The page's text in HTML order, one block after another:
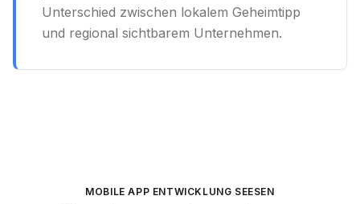
Unterschied zwischen lokalem Geheimtipp
und regional sichtbarem Unternehmen.
MOBILE APP ENTWICKLUNG SEESEN